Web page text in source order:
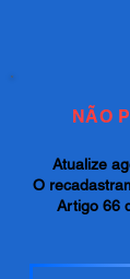
NÃO
Atualize
O
Artigo 66